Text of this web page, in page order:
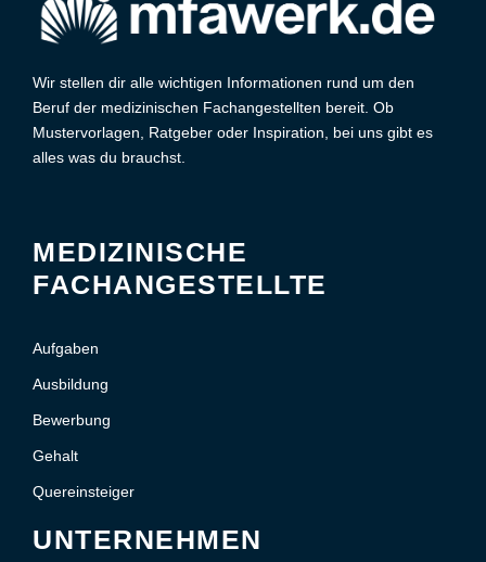
Wir stellen dir alle wichtigen Informationen rund um den
Beruf der medizinischen Fachangestellten bereit. Ob
Mustervorlagen, Ratgeber oder Inspiration, bei uns gibt es
alles was du brauchst.
MEDIZINISCHE
FACHANGESTELLTE
Aufgaben
Ausbildung
Bewerbung
Gehalt
Quereinsteiger
UNTERNEHMEN